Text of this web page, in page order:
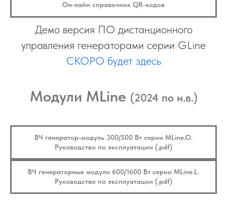
Он-лайн справочник QR-кодов
Демо версия ПО дистанционного
управления генераторами серии GLine
СКОРО будет здесь
Модули MLine (2024 по н.в.)
ВЧ генератор-модуль 300/500 Вт серии MLine.O.
Руководство по эксплуатации (.pdf)
ВЧ генераторные модули 600/1600 Вт серии MLine.L.
Руководство по эксплуатации (.pdf)